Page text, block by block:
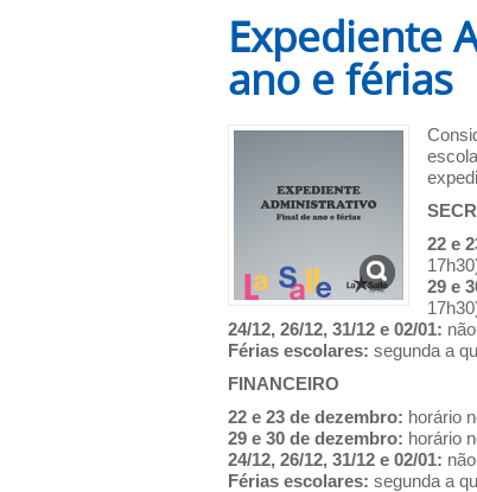
Expediente
ano e férias
22 e
29 e
24/12, 26/12, 31/12 e 02/01:
Férias escolares: segunda a
FINANCEIRO
22 e 23 de dezembro: horário
29 e 30 de dezembro: horário
24/12, 26/12, 31/12 e 02/01:
Férias escolares: segunda a